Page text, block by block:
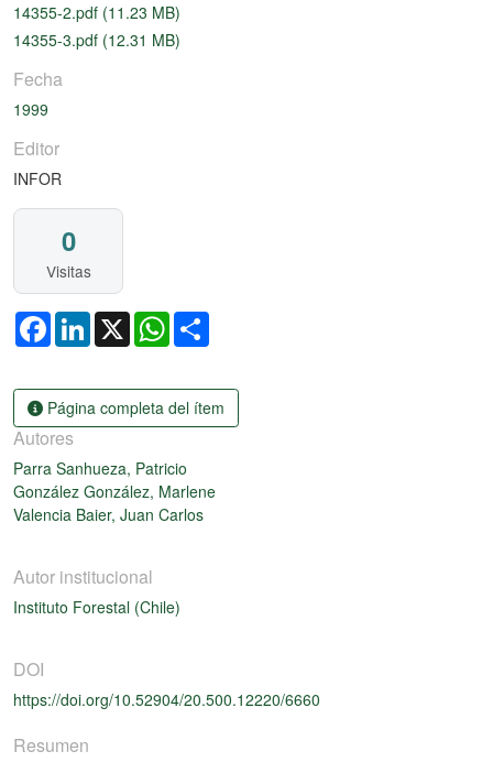
14355-2.pdf (11.23 MB)
14355-3.pdf (12.31 MB)
Fecha
1999
Editor
INFOR
0
Visitas
FacebookLinkedIn
X WhatsApp
Página completa del ítem
Autores
Parra Sanhueza, Patricio
González González, Marlene
Valencia Baier, Juan Carlos
Autor institucional
Instituto Forestal (Chile)
DOI
https://doi.org/10.52904/20.500.12220/6660
Resumen